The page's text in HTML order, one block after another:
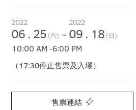
2022
06 . 25 (六) ~
2022
09 . 18 (日)
10:00 AM-6:00 PM
（17:30停止售票及入場）